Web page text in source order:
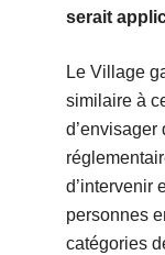
serait
Le Village
similaire à
d’intervenir
personnes
catégories